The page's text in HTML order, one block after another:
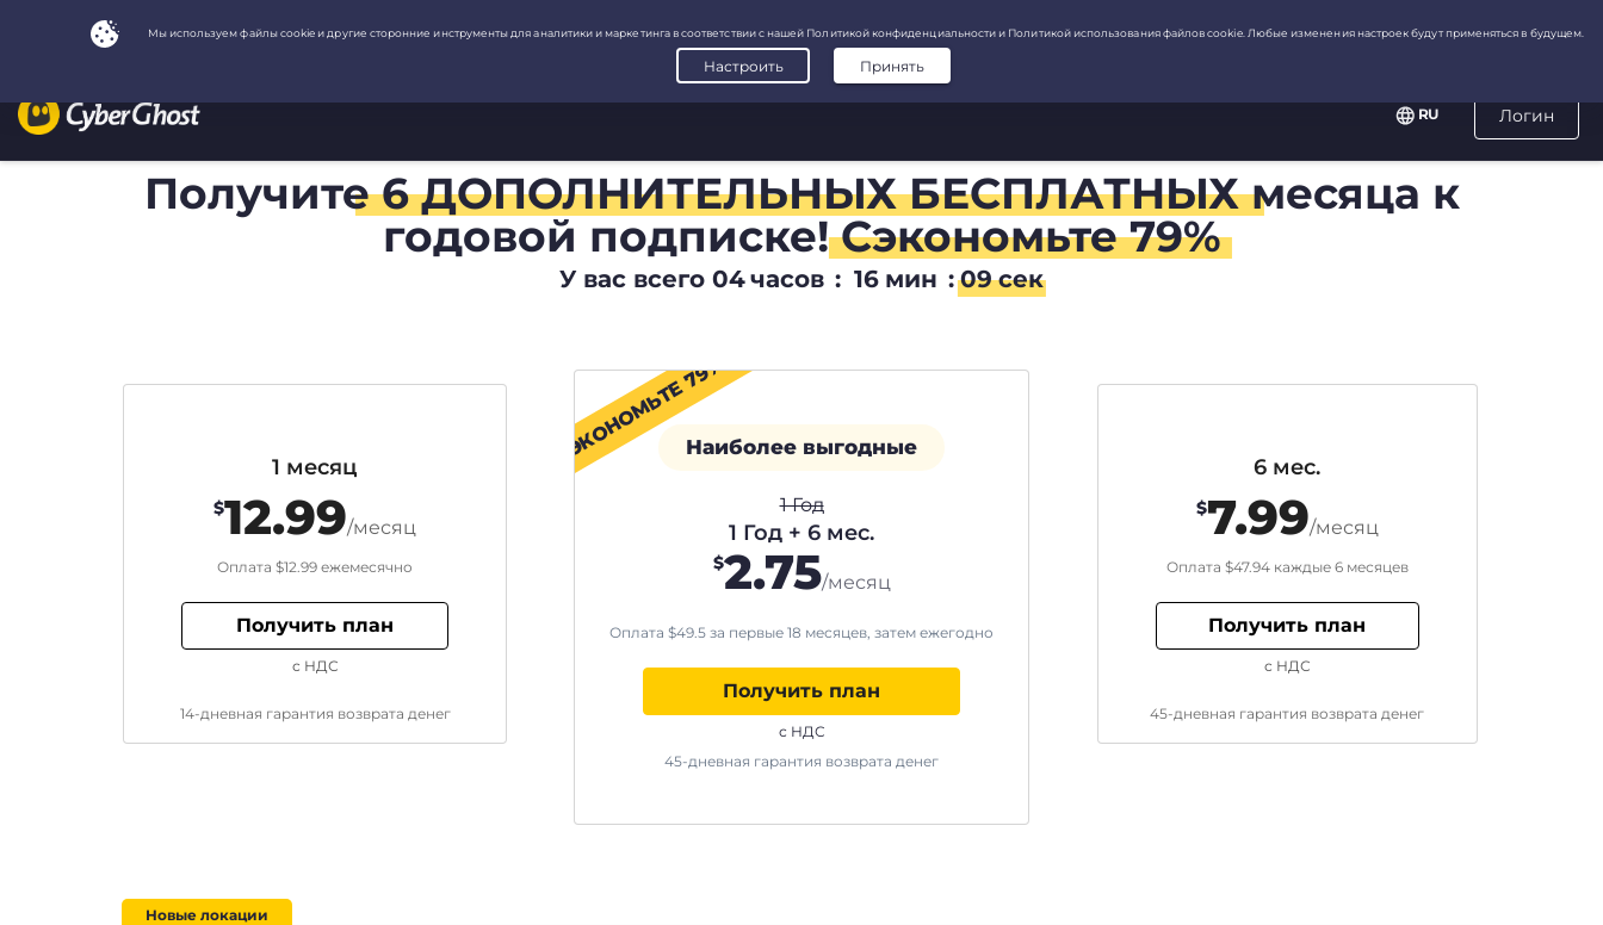
Логин
RU
Получите6 ДОПОЛНИТЕЛЬНЫХ БЕСПЛАТНЫХмесяца к
годовой подписке!Сэкономьте 79%
У вас всего 04часов : 16 мин : 08 сек
СЭКОНОМЬТЕ 79%Наиболее выгодные
1 Год
1 Год + 6 мес.
$2.75/месяц
Оплата $49.5 за первые 18 месяцев, затем ежегодно
Получить план
с НДС
45-дневная гарантия возврата денег
6 мес.
$7.99/месяц
Оплата $47.94каждые 6 месяцев
Получить план
45-дневная гарантия возврата денег
с НДС
1 месяц
$12.99/месяц
Оплата $12.99 ежемесячно
Получить план
14-дневная гарантия возврата денег
с НДС
Новые локации